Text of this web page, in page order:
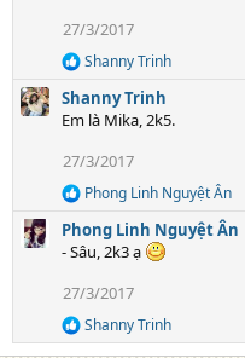
n
s
27/3/2017
R
e
a
c
i
o
n
s
Shanny Trinh
Shanny Trinh
Em là Mika, 2k5.
27/3/2017
R
e
a
c
i
o
n
Phong Linh Nguyệt Ân
Phong Linh Nguyệt Ân
- Sâu, 2k3 ạ
27/3/2017
R
e
Shanny Trinh